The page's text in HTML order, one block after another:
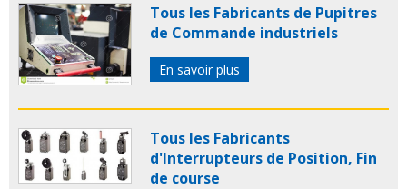
Tous les Fabricants de Pupitres
de Commande industriels
En savoir plus
Tous les Fabricants
d'Interrupteurs de Position, Fin
de course